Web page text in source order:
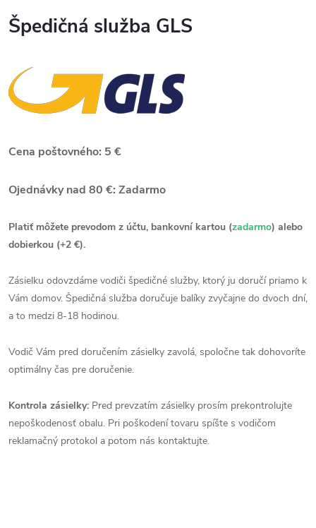
Špedičná služba GLS
Cena poštovného: 5 €
Ojednávky nad 80 €: Zadarmo
Platiť môžete prevodom z účtu, bankovní kartou (zadarmo) alebo
dobierkou (+2 €).
Zásielku odovzdáme vodiči špedičné služby, ktorý ju doručí priamo k
Vám domov. Špedičná služba doručuje balíky zvyčajne do dvoch dní,
a to medzi 8-18 hodinou.
Vodič Vám pred doručením zásielky zavolá, spoločne tak dohovoríte
optimálny čas pre doručenie.
Kontrola zásielky: Pred prevzatím zásielky prosím prekontrolujte
nepoškodenosť obalu. Pri poškodení tovaru spíšte s vodičom
reklamačný protokol a potom nás kontaktujte.